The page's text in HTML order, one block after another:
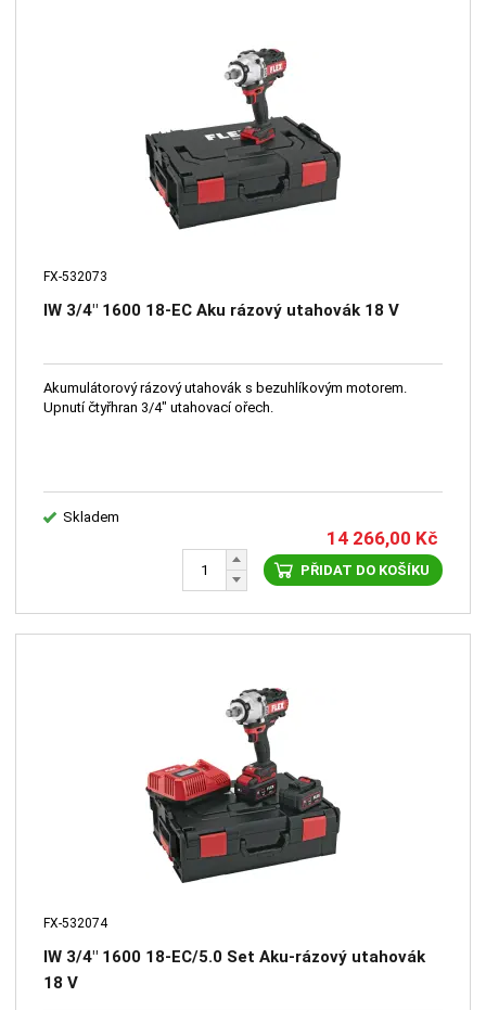
FX-532073
IW 3/4" 1600 18-EC Aku rázový utahovák 18 V
Akumulátorový rázový utahovák s bezuhlíkovým motorem.
Upnutí čtyřhran 3/4" utahovací ořech.
Skladem
14 266,00 Kč
PŘIDAT DO KOŠÍKU
FX-532074
IW 3/4" 1600 18-EC/5.0 Set Aku-rázový utahovák
18 V